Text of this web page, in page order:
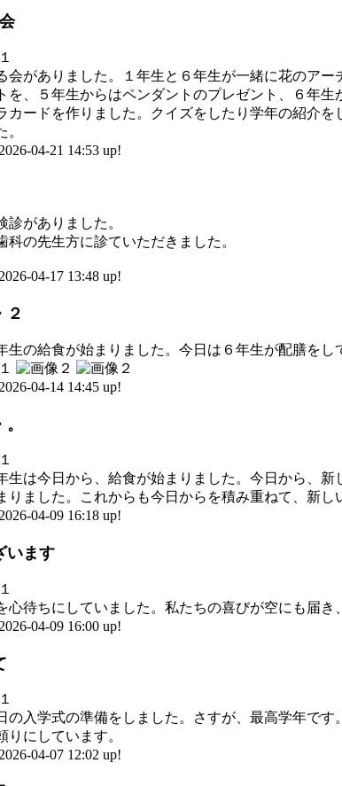
がありました。１年生と６年生が一緒に花のア
を、５年生からはペンダントのプレゼント、６年
カードを作りました。クイズをしたり学年の紹介
04-21 14:53 up!
がありました。
の先生方に診ていただきました。
04-17 13:48 up!
２
の給食が始まりました。今日は６年生が配膳をし
04-14 14:45 up!
は今日から、給食が始まりました。今日から、
りました。これからも今日からを積み重ねて、新し
04-09 16:18 up!
います
待ちにしていました。私たちの喜びが空にも届き
04-09 16:00 up!
入学式の準備をしました。さすが、最高学年です
りにしています。
04-07 12:02 up!